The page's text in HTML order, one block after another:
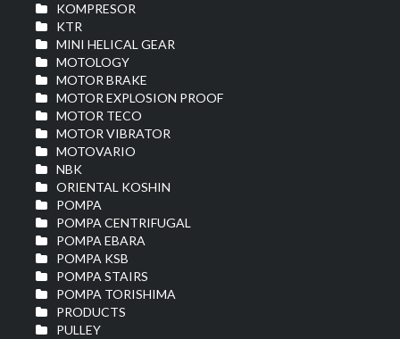
KOMPRESOR
KTR
MINI HELICAL GEAR
MOTOLOGY
MOTOR BRAKE
MOTOR EXPLOSION PROOF
MOTOR TECO
MOTOR VIBRATOR
MOTOVARIO
NBK
ORIENTAL KOSHIN
POMPA
POMPA CENTRIFUGAL
POMPA EBARA
POMPA KSB
POMPA STAIRS
POMPA TORISHIMA
PRODUCTS
PULLEY